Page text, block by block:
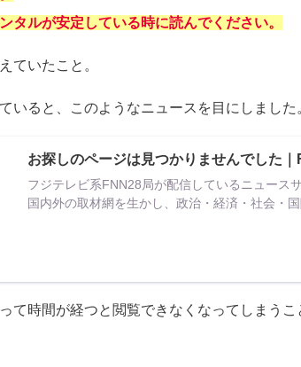
タルが安定している時に読んでください。
ていたこと。
いると、このようなニュースを目にしました
お探しのページは見つかりませんでした
フジテレビ系FNN28局が配信しているニュース
国内外の取材網を生かし、政治・経済・社会・
て時間が経つと閲覧できなくなってしまう